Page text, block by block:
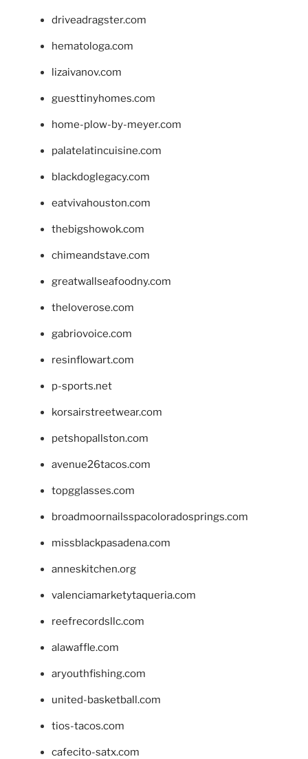
driveadragster.com
hematologa.com
lizaivanov.com
guesttinyhomes.com
home-plow-by-meyer.com
palatelatincuisine.com
blackdoglegacy.com
eatvivahouston.com
thebigshowok.com
chimeandstave.com
greatwallseafoodny.com
theloverose.com
gabriovoice.com
resinflowart.com
p-sports.net
korsairstreetwear.com
petshopallston.com
avenue26tacos.com
topgglasses.com
broadmoornailsspacoloradosprings.com
missblackpasadena.com
anneskitchen.org
valenciamarketytaqueria.com
reefrecordsllc.com
alawaffle.com
aryouthfishing.com
united-basketball.com
tios-tacos.com
cafecito-satx.com